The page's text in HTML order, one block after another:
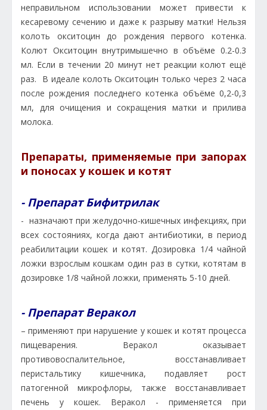
неправильном использовании может привести к
кесаревому сечению и даже к разрыву матки! Нельзя
колоть окситоцин до рождения первого котенка.
Колют Окситоцин внутримышечно в объёме 0.2-0.3
мл. Если в течении 20 минут нет реакции колют ещё
раз. В идеале колоть Окситоцин только через 2 часа
после рождения последнего котенка объёме 0,2-0,3
мл, для очищения и сокращения матки и прилива
молока.
Препараты, применяемые при запорах
и поносах у кошек и котят
- Препарат Бифитрилак
- назначают при желудочно-кишечных инфекциях, при
всех состояниях, когда дают антибиотики, в период
реабилитации кошек и котят. Дозировка 1/4 чайной
ложки взрослым кошкам один раз в сутки, котятам в
дозировке 1/8 чайной ложки, применять 5-10 дней.
- Препарат Веракол
– применяют при нарушение у кошек и котят процесса
пищеварения. Веракол оказывает
противовоспалительное, восстанавливает
перистальтику кишечника, подавляет рост
патогенной микрофлоры, также восстанавливает
печень у кошек. Веракол - применяется при